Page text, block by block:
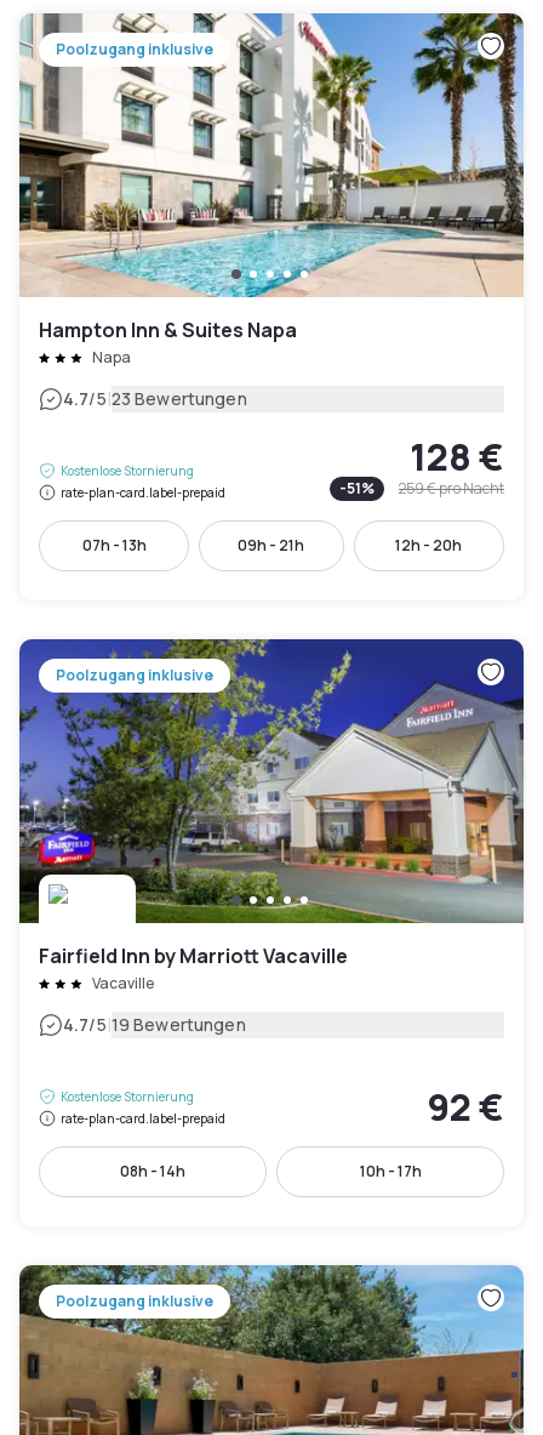
Poolzugang inklusive
Hampton Inn & Suites Napa
Napa
4.7/5|23 Bewertungen
Kostenlose Stornierung
rate-plan-card.label-prepaid
128 €
-51% 259 €pro Nacht
07h - 13h 09h - 21h 12h - 20h
Poolzugang inklusive
Fairfield Inn by Marriott Vacaville
Vacaville
4.7/5|19 Bewertungen
Kostenlose Stornierung
rate-plan-card.label-prepaid
92 €
08h - 14h 10h - 17h
Poolzugang inklusive